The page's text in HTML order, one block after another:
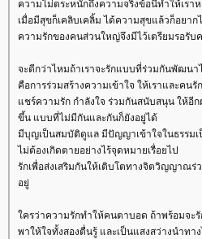
ความไม่ตระหนักถึงความจริงข้อนี้ทำให้เรา
เมื่อมีสุขก็เคลิบเคลิ้ม ได้ความสุขแล้วก็อยา
ความรักของคนส่วนใหญ่จึงมีไว้เตรียมรอรับ
จะดีกว่าไหมถ้าเราจะรักแบบที่ร่วมกันพัฒน
คือการร่วมสร้างความเข้าใจ ให้เราและคนรั
ชร์ความรัก กำลังใจ ร่วมกันสนับสนุน ให้อี
ขึ้น แบบที่ไม่มีกันและกันก็ยังอยู่ได้
มีบุญเป็นสมบัติดูแล มีปัญญาเข้าใจในธรรม
ไม่ต้องเกิดตายอย่างไร้จุดหมายเรื่อยไป
รักเพื่อส่งเสริมกันให้เติบโตทางจิตวิญญาณร่
อยู่
ครว่าความรักทำให้คนตาบอด ถ้าพร้อมจะรั
พาให้ใจทั้งสองตื่นรู้ และเป็นแสงสว่างนำทา